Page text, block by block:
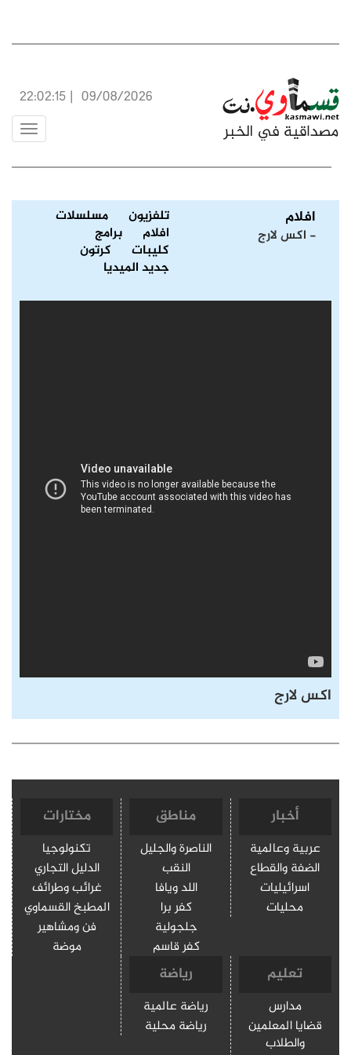
09/08/2026
|
22:02:15
Toggle
افلام
- اكس لارج
تلفزيون
مسلسلات
افلام
برامج
كليبات
كرتون
جديد الميديا
اكس لارج
أخبار
عربية وعالمية
الضفة والقطاع
اسرائيليات
محليات
مناطق
الناصرة والجليل
النقب
اللد ويافا
كفر برا
جلجولية
كفر قاسم
مختارات
تكنولوجيا
الدليل التجاري
غرائب وطرائف
المطبخ القسماوي
فن ومشاهير
موضة
تعليم
مدارس
قضايا المعلمين
والطلاب
رياضة
رياضة عالمية
رياضة محلية